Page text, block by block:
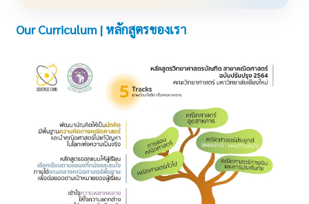
Our Curriculum | หลักสูตรของเรา